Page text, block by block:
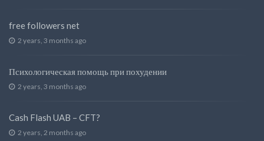
free followers net
2 years, 3 months ago
Психологическая помощь при похудении
2 years, 3 months ago
Cash Flash UAB – CFT?
2 years, 2 months ago